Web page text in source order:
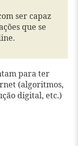
ser capaz
que se
para ter
(algoritmos,
digital, etc.)